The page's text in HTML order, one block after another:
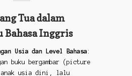
Tua dalam
Inggris
Usia dan Level Bahasa:
buku bergambar (picture
anak usia dini, lalu